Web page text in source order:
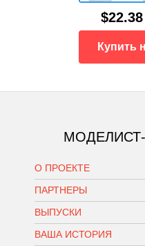
$22.38
Купить
О ПРОЕКТЕ
ПАРТНЕРЫ
ВЫПУСКИ
ВАША ИСТОРИЯ